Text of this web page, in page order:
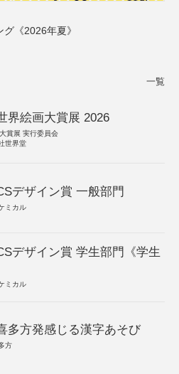
《2026年夏》
一覧
界絵画大賞展 2026
賞展 実行委員会
世界堂
デザイン賞 一般部門
ミカル
デザイン賞 学生部門《学生
ミカル
多方発感じる漢字あそび
方